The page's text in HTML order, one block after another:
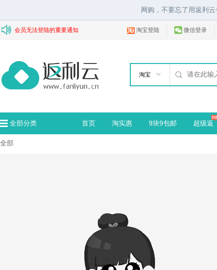
网购，不要忘了用返利
会员无法登陆的重要通知 淘宝登陆 微信登录
淘宝
全部分类 首页 淘实惠 9块9包邮 超级返
全部